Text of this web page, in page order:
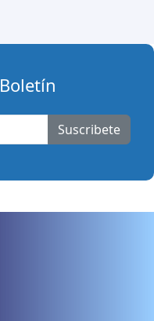
Suscribete